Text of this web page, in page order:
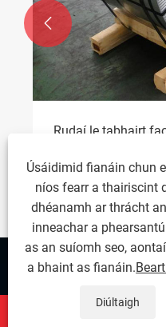
Rudaí le tabhairt
Féach ar Tuilleadh

Maidir Linn
Úsáidimid fianáin chun
níos fearr a thairiscint
dhéanamh ar thrácht
inneachar a
as an suíomh seo,
a bhaint as fianáin.
Diúltaigh